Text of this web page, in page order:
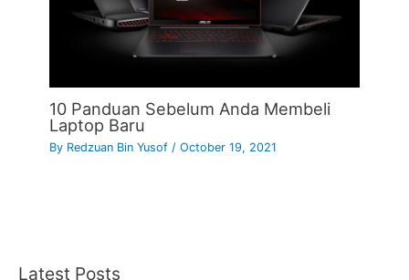
10 Panduan Sebelum Anda Membeli
Laptop Baru
By Redzuan Bin Yusof/October 19, 2021
Latest Posts